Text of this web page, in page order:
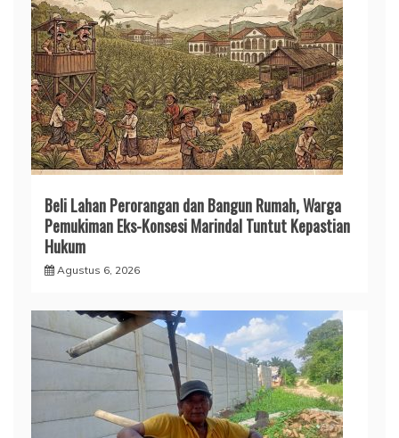
Beli Lahan Perorangan dan Bangun Rumah, Warga
Pemukiman Eks-Konsesi Marindal Tuntut Kepastian
Hukum
Agustus 6, 2026